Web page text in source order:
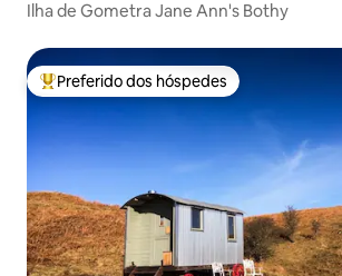
Ilha de Gometra Jane Ann's Bothy
Entre os melhores preferidos dos hóspedes
Preferido dos hóspedes